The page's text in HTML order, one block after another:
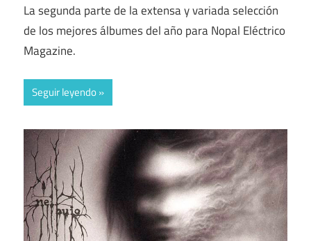
La segunda parte de la extensa y variada selección
de los mejores álbumes del año para Nopal Eléctrico
Magazine.
Seguir leyendo